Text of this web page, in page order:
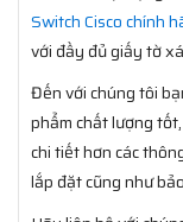
Switch Cisco chính
với đầy đủ giấy tờ
Đến với chúng tôi
phẩm chất lượng
chi tiết hơn các
lắp đặt cũng như